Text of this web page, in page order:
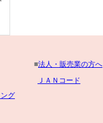
■法人・販売業の方へ
グ
ＪＡＮコード